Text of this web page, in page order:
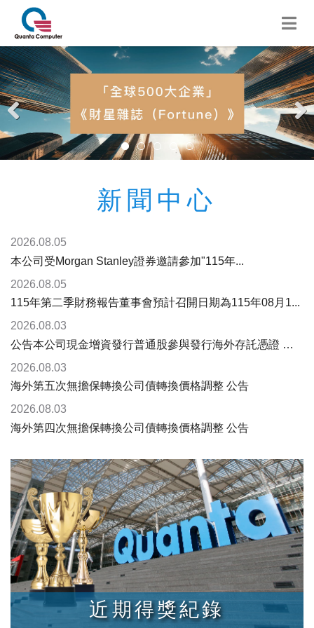
新聞中心
2026.08.05
本公司受Morgan Stanley證券邀請參加"115年...
2026.08.05
115年第二季財務報告董事會預計召開日期為115年08月1...
2026.08.03
公告本公司現金增資發行普通股參與發行海外存託憑證 完成存託...
2026.08.03
海外第五次無擔保轉換公司債轉換價格調整 公告
2026.08.03
海外第四次無擔保轉換公司債轉換價格調整 公告
近期得獎紀錄